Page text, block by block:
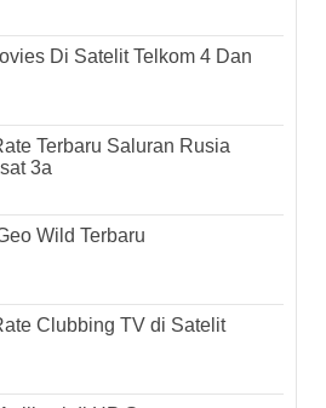
Di Satelit Telkom 4 Dan
Terbaru Saluran Rusia
3a
Wild Terbaru
Clubbing TV di Satelit